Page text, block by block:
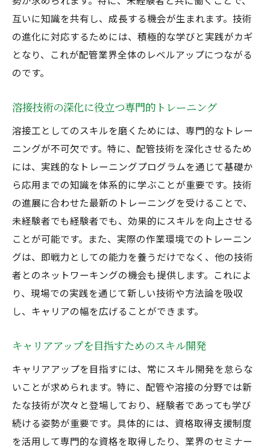
互いに知識を共有し、成長する機会が生まれます。技術
の進化に対応するためには、積極的な学びと実践がカギ
となり、これが配管業界全体のレベルアップにつながる
のです。
溶接技術の深化に役立つ専門的トレーニング
溶接工としてのスキルを磨くためには、専門的なトレー
ニングが不可欠です。特に、配管技術を深化させるため
には、実践的なトレーニングプログラムを通じて基礎か
ら応用までの知識を体系的に学ぶことが重要です。技術
の進展に合わせた最新のトレーニングを受けることで、
未経験者でも経験者でも、効果的にスキルを向上させる
ことが可能です。また、実際の作業環境でのトレーニン
グは、即戦力としての能力を養うだけでなく、他の技術
者とのネットワーキングの機会も提供します。これによ
り、現場での実践を通じて新しい技術や方法論を吸収
し、キャリアの幅を広げることができます。
キャリアアップを目指すためのスキル開発
キャリアアップを目指すには、常にスキル開発を怠らな
いことが求められます。特に、配管や溶接の分野では新
たな技術が次々と登場しており、経験者であっても学び
続ける姿勢が重要です。具体的には、資格取得支援制度
を活用して専門的な資格を取得したり、業界のセミナー